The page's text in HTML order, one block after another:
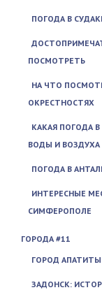
ПОГОДА В
ПОСМОТРЕТЬ
НА ЧТО
ОКРЕСТНОСТЯХ
КАКАЯ ПОГОДА
ВОДЫ И ВОЗДУХА
ПОГОДА В
ИНТЕРЕСНЫЕ
СИМФЕРОПОЛЕ
ГОРОДА #11
ГОРОД
ЗАДОНСК: